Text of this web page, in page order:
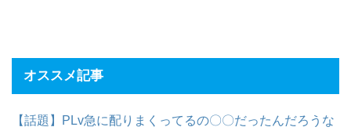
オススメ記事
【話題】PLv急に配りまくってるの〇〇だったんだろうな